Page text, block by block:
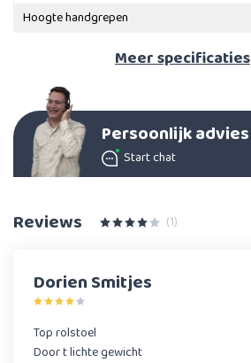
Hoogte handgrepen
Meerspecificaties
Persoonlijk advies
Start chat
Reviews (1)
Dorien Smitjes
Top rolstoel
Door t lichte gewicht